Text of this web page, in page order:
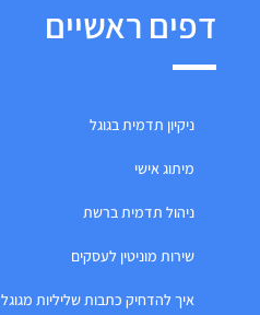
דפים ראשיים
ניקיון תדמית בגוגל
מיתוג אישי
ניהול תדמית ברשת
שירות מוניטין לעסקים
איך להדחיק כתבות שליליות מגוגל